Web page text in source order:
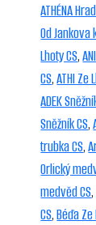
ATHÉNA
Od Jankova
Lhoty CS,
CS,ATHI Ze
ADEK
Sněžník CS,
trubka CS,
Orlický
medvěd CS,
CS,Béďa Ze